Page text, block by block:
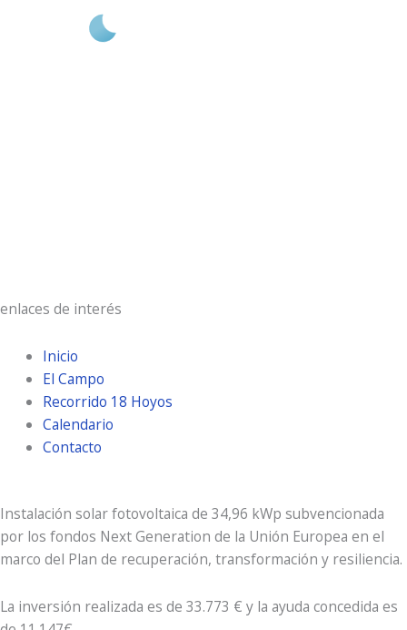
enlaces de interés
Inicio
El Campo
Recorrido 18 Hoyos
Calendario
Contacto
Instalación solar fotovoltaica de 34,96 kWp subvencionada
por los fondos Next Generation de la Unión Europea en el
marco del Plan de recuperación, transformación y resiliencia.
La inversión realizada es de 33.773 € y la ayuda concedida es